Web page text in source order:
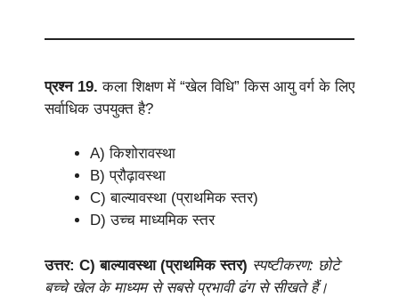
प्रश्न 19. कला शिक्षण में “खेल विधि” किस आयु वर्ग के लिए
सर्वाधिक उपयुक्त है?
A) किशोरावस्था
B) प्रौढ़ावस्था
C) बाल्यावस्था (प्राथमिक स्तर)
D) उच्च माध्यमिक स्तर
उत्तर: C) बाल्यावस्था (प्राथमिक स्तर) स्पष्टीकरण: छोटे
बच्चे खेल के माध्यम से सबसे प्रभावी ढंग से सीखते हैं।